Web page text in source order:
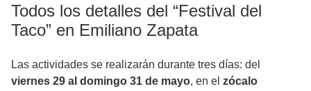
Todos los detalles del “Festival del
Taco” en Emiliano Zapata
Las actividades se realizarán durante tres días: del
viernes 29 al domingo 31 de mayo, en el zócalo